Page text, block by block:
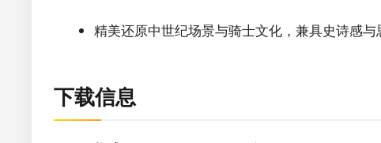
精美还原中世纪场景与骑士文化，兼具史诗感与
下载信息